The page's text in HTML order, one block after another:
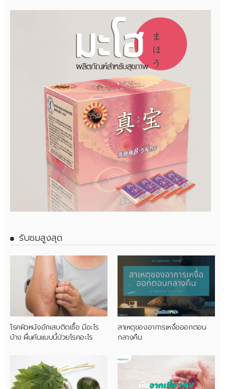
รับชมสูงสุด
โรคผิวหนังอักเสบติดเชื้อ มีอะไร
บ้าง ผื่นคันแบบนี้ป่วยโรคอะไร
สาเหตุของอาการเหงื่อออกตอน
กลางคืน